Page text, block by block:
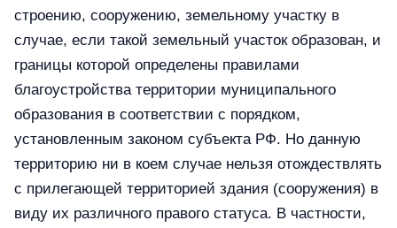
строению, сооружению, земельному участку в
случае, если такой земельный участок образован, и
границы которой определены правилами
благоустройства территории муниципального
образования в соответствии с порядком,
установленным законом субъекта РФ. Но данную
территорию ни в коем случае нельзя отождествлять
с прилегающей территорией здания (сооружения) в
виду их различного правого статуса. В частности,